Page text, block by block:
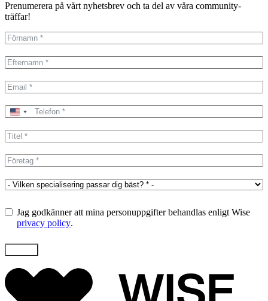
Prenumerera på vårt nyhetsbrev och ta del av våra community-
träffar!
United
+1
Jag godkänner att mina personuppgifter behandlas enligt Wise
privacy policy.